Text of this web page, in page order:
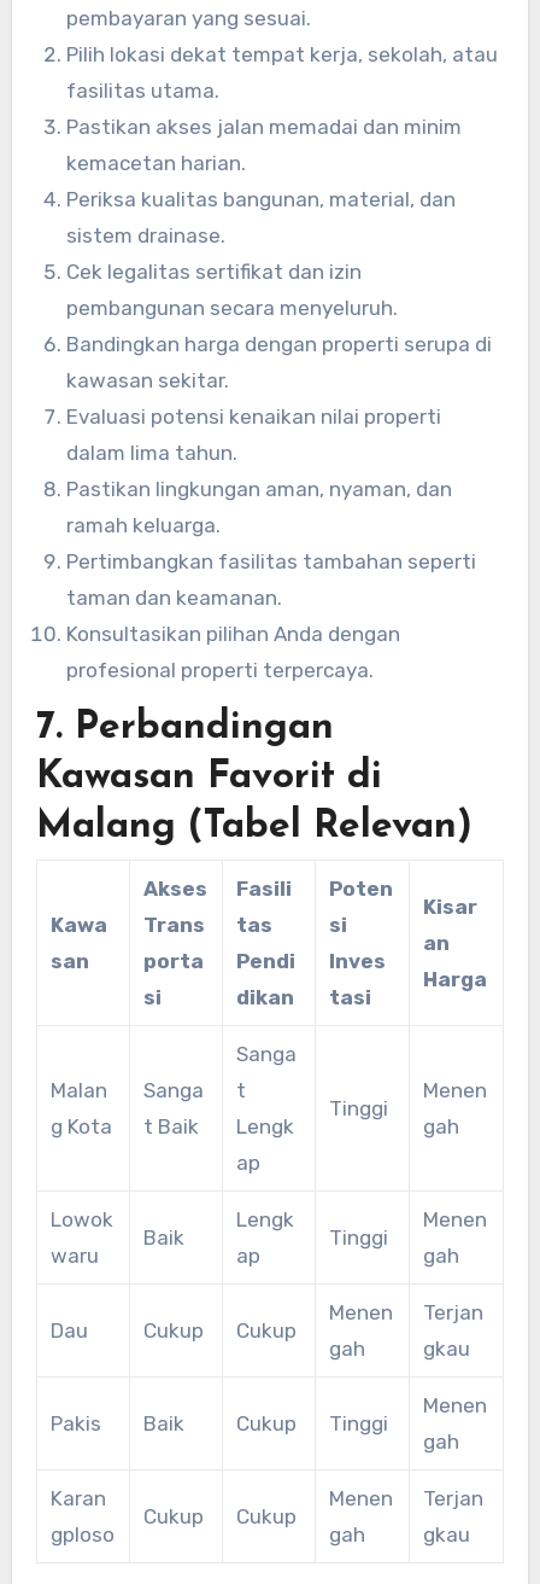
pembayaran yang sesuai.
Pilih lokasi dekat tempat kerja, sekolah, atau
fasilitas utama.
Pastikan akses jalan memadai dan minim
kemacetan harian.
Periksa kualitas bangunan, material, dan
sistem drainase.
Cek legalitas sertifikat dan izin
pembangunan secara menyeluruh.
Bandingkan harga dengan properti serupa di
kawasan sekitar.
Evaluasi potensi kenaikan nilai properti
dalam lima tahun.
Pastikan lingkungan aman, nyaman, dan
ramah keluarga.
Pertimbangkan fasilitas tambahan seperti
taman dan keamanan.
Konsultasikan pilihan Anda dengan
profesional properti terpercaya.
7. Perbandingan
Kawasan Favorit di
Malang (Tabel Relevan)
Kawa
san
Akses
Trans
porta
si
Fasili
tas
Pendi
dikan
Poten
si
Inves
tasi
Kisar
an
Harga
Malan
g Kota
Sanga
t Baik
Sanga
t
Lengk
ap
Tinggi
Menen
gah
Lowok
waru
Baik
Lengk
ap
Tinggi
Menen
gah
Dau Cukup Cukup
Menen
gah
Terjan
gkau
Pakis Baik Cukup Tinggi
Menen
gah
Karan
gploso
Cukup Cukup
Menen
gah
Terjan
gkau